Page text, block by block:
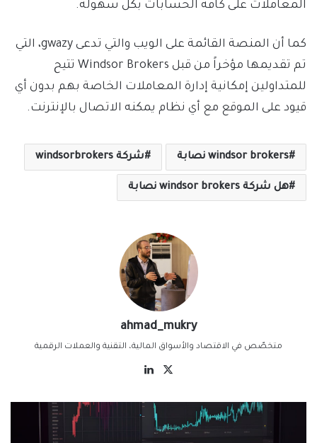
المعاملات على كافة الحسابات بكل سهولة.
كما أن المنصة القائمة على الويب والتي تدعى gwazy، التي
تم تقديمها مؤخراً من قبل Windsor Brokers تتيح
للمتداولين إمكانية إدارة المعاملات الخاصة بهم بدون أي
قيود على الموقع مع أي نظام يمكنه الاتصال بالإنترنت.
windsor brokers نصابة شركة windsorbrokers
هل شركة windsor brokers نصابة
ahmad_mukry
متخصّص في الاقتصاد والأسواق المالية، التقنية والعملات الرقمية
‫X